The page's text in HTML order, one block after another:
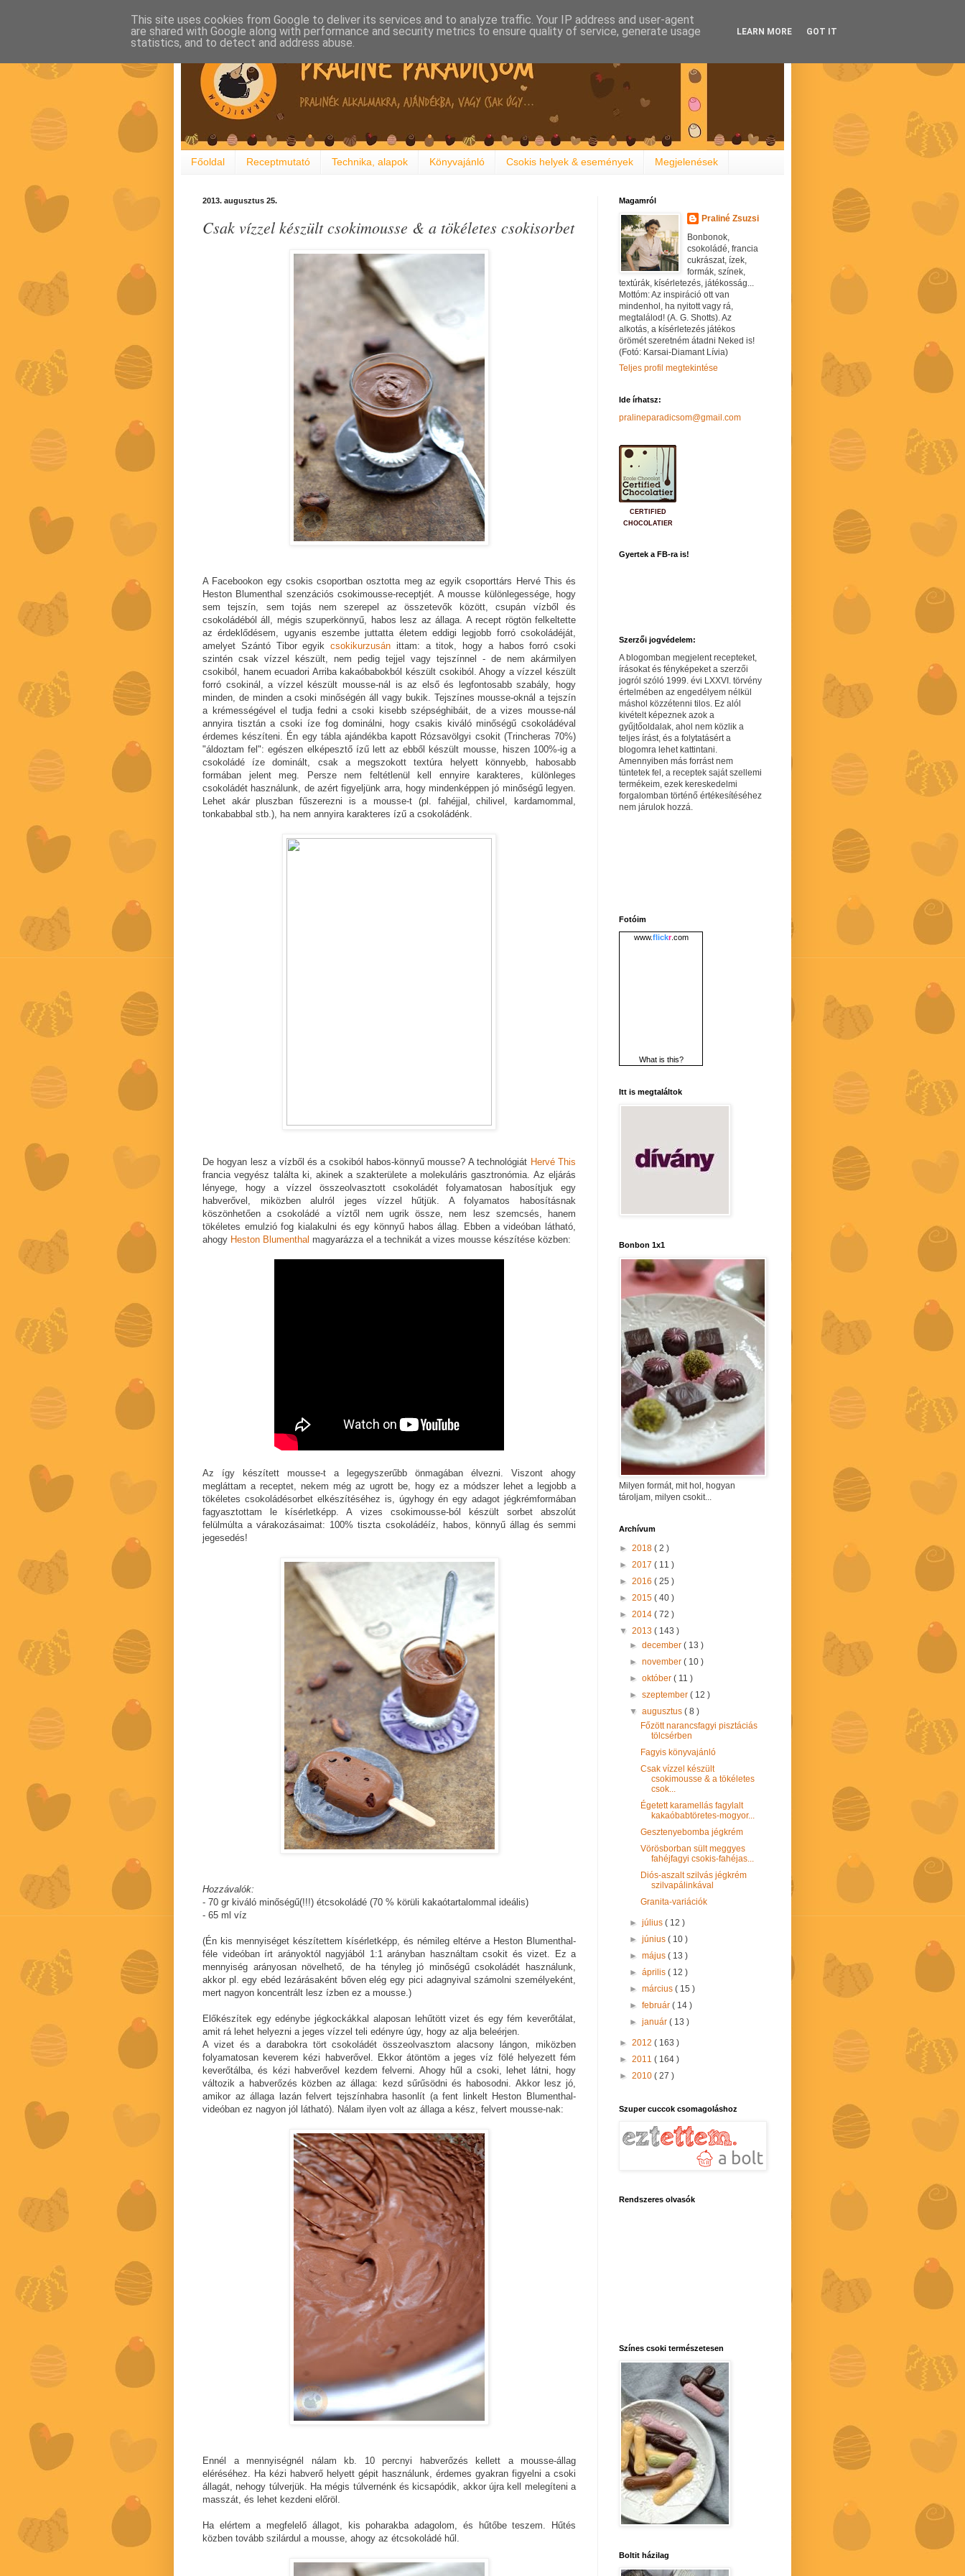
Főoldal Receptmutató Technika, alapok Könyvajánló Csokis helyek & események Megjelenések
2013. augusztus 25.
Csak vízzel készült csokimousse & a tökéletes csokisorbet
A Facebookon egy csokis csoportban osztotta meg az egyik csoporttárs Hervé This és
Heston Blumenthal szenzációs csokimousse-receptjét. A mousse különlegessége, hogy
sem tejszín, sem tojás nem szerepel az összetevők között, csupán vízből és
csokoládéból áll, mégis szuperkönnyű, habos lesz az állaga. A recept rögtön felkeltette
az érdeklődésem, ugyanis eszembe juttatta életem eddigi legjobb forró csokoládéját,
amelyet Szántó Tibor egyik csokikurzusán ittam: a titok, hogy a habos forró csoki
szintén csak vízzel készült, nem pedig tejjel vagy tejszínnel - de nem akármilyen
csokiból, hanem ecuadori Arriba kakaóbabokból készült csokiból. Ahogy a vízzel készült
forró csokinál, a vízzel készült mousse-nál is az első és legfontosabb szabály, hogy
minden, de minden a csoki minőségén áll vagy bukik. Tejszínes mousse-oknál a tejszín
a krémességével el tudja fedni a csoki kisebb szépséghibáit, de a vizes mousse-nál
annyira tisztán a csoki íze fog dominálni, hogy csakis kiváló minőségű csokoládéval
érdemes készíteni. Én egy tábla ajándékba kapott Rózsavölgyi csokit (Trincheras 70%)
"áldoztam fel": egészen elképesztő ízű lett az ebből készült mousse, hiszen 100%-ig a
csokoládé íze dominált, csak a megszokott textúra helyett könnyebb, habosabb
formában jelent meg. Persze nem feltétlenül kell ennyire karakteres, különleges
csokoládét használunk, de azért figyeljünk arra, hogy mindenképpen jó minőségű legyen.
Lehet akár pluszban fűszerezni is a mousse-t (pl. fahéjjal, chilivel, kardamommal,
tonkababbal stb.), ha nem annyira karakteres ízű a csokoládénk.
De hogyan lesz a vízből és a csokiból habos-könnyű mousse? A technológiát Hervé This
francia vegyész találta ki, akinek a szakterülete a molekuláris gasztronómia. Az eljárás
lényege, hogy a vízzel összeolvasztott csokoládét folyamatosan habosítjuk egy
habverővel, miközben alulról jeges vízzel hűtjük. A folyamatos habosításnak
köszönhetően a csokoládé a víztől nem ugrik össze, nem lesz szemcsés, hanem
tökéletes emulzió fog kialakulni és egy könnyű habos állag. Ebben a videóban látható,
ahogy Heston Blumenthal magyarázza el a technikát a vizes mousse készítése közben:
Az így készített mousse-t a legegyszerűbb önmagában élvezni. Viszont ahogy
megláttam a receptet, nekem még az ugrott be, hogy ez a módszer lehet a legjobb a
tökéletes csokoládésorbet elkészítéséhez is, úgyhogy én egy adagot jégkrémformában
fagyasztottam le kísérletképp. A vizes csokimousse-ból készült sorbet abszolút
felülmúlta a várakozásaimat: 100% tiszta csokoládéíz, habos, könnyű állag és semmi
jegesedés!
Hozzávalók:
- 70 gr kiváló minőségű(!!!) étcsokoládé (70 % körüli kakaótartalommal ideális)
- 65 ml víz
(Én kis mennyiséget készítettem kísérletképp, és némileg eltérve a Heston Blumenthal-
féle videóban írt arányoktól nagyjából 1:1 arányban használtam csokit és vizet. Ez a
mennyiség arányosan növelhető, de ha tényleg jó minőségű csokoládét használunk,
akkor pl. egy ebéd lezárásaként bőven elég egy pici adagnyival számolni személyeként,
mert nagyon koncentrált lesz ízben ez a mousse.)
Előkészítek egy edénybe jégkockákkal alaposan lehűtött vizet és egy fém keverőtálat,
amit rá lehet helyezni a jeges vízzel teli edényre úgy, hogy az alja beleérjen.
A vizet és a darabokra tört csokoládét összeolvasztom alacsony lángon, miközben
folyamatosan keverem kézi habverővel. Ekkor átöntöm a jeges víz fölé helyezett fém
keverőtálba, és kézi habverővel kezdem felverni. Ahogy hűl a csoki, lehet látni, hogy
változik a habverőzés közben az állaga: kezd sűrűsödni és habosodni. Akkor lesz jó,
amikor az állaga lazán felvert tejszínhabra hasonlít (a fent linkelt Heston Blumenthal-
videóban ez nagyon jól látható). Nálam ilyen volt az állaga a kész, felvert mousse-nak:
Ennél a mennyiségnél nálam kb. 10 percnyi habverőzés kellett a mousse-állag
eléréséhez. Ha kézi habverő helyett gépit használunk, érdemes gyakran figyelni a csoki
állagát, nehogy túlverjük. Ha mégis túlvernénk és kicsapódik, akkor újra kell melegíteni a
masszát, és lehet kezdeni előröl.
Ha elértem a megfelelő állagot, kis poharakba adagolom, és hűtőbe teszem. Hűtés
közben tovább szilárdul a mousse, ahogy az étcsokoládé hűl.
Magamról
Praliné Zsuzsi
Bonbonok,
csokoládé, francia
cukrászat, ízek,
formák, színek,
textúrák, kísérletezés, játékosság...
Mottóm: Az inspiráció ott van
mindenhol, ha nyitott vagy rá,
megtalálod! (A. G. Shotts). Az
alkotás, a kísérletezés játékos
örömét szeretném átadni Neked is!
(Fotó: Karsai-Diamant Lívia)
Teljes profil megtekintése
Ide írhatsz:
pralineparadicsom@gmail.com
CERTIFIED
CHOCOLATIER
Gyertek a FB-ra is!
Szerzői jogvédelem:
A blogomban megjelent recepteket,
írásokat és fényképeket a szerzői
jogról szóló 1999. évi LXXVI. törvény
értelmében az engedélyem nélkül
máshol közzétenni tilos. Ez alól
kivételt képeznek azok a
gyűjtőoldalak, ahol nem közlik a
teljes írást, és a folytatásért a
blogomra lehet kattintani.
Amennyiben más forrást nem
tüntetek fel, a receptek saját szellemi
termékeim, ezek kereskedelmi
forgalomban történő értékesítéséhez
nem járulok hozzá.
Fotóim
www.flickr.com
What is this?
Itt is megtaláltok
Bonbon 1x1
Milyen formát, mit hol, hogyan
tároljam, milyen csokit...
Archívum
► 2018 ( 2 )
► 2017 ( 11 )
► 2016 ( 25 )
► 2015 ( 40 )
► 2014 ( 72 )
▼ 2013 ( 143 )
►december( 13 )
►november( 10 )
►október( 11 )
►szeptember( 12 )
▼augusztus( 8 )
Főzött narancsfagyi pisztáciás
tölcsérben
Fagyis könyvajánló
Csak vízzel készült
csokimousse & a tökéletes
csok...
Égetett karamellás fagylalt
kakaóbabtöretes-mogyor...
Gesztenyebomba jégkrém
Vörösborban sült meggyes
fahéjfagyi csokis-fahéjas...
Diós-aszalt szilvás jégkrém
szilvapálinkával
Granita-variációk
►július( 12 )
►június( 10 )
►május( 13 )
►április( 12 )
►március( 15 )
►február( 14 )
►január( 13 )
► 2012 ( 163 )
► 2011 ( 164 )
► 2010 ( 27 )
Szuper cuccok csomagoláshoz
Rendszeres olvasók
Színes csoki természetesen
Boltit házilag
This site uses cookies from Google to deliver its services and to analyze traffic. Your IP address and user-agent
are shared with Google along with performance and security metrics to ensure quality of service, generate usage
statistics, and to detect and address abuse.
LEARN MORE GOT IT